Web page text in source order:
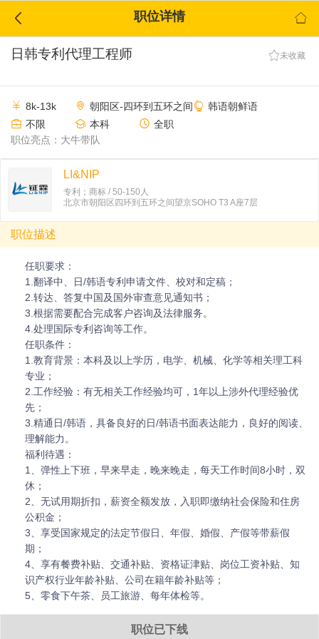
职位详情
 
日韩专利代理工程师 未收藏
 8k-13k  朝阳区-四环到五环之间 韩语朝鲜语
 不限  本科  全职
职位亮点：大牛带队
LI&NIP
专利；商标 / 50-150人
北京市朝阳区四环到五环之间望京SOHO T3 A座7层
职位描述
任职要求：
1.翻译中、日/韩语专利申请文件、校对和定稿；
2.转达、答复中国及国外审查意见通知书；
3.根据需要配合完成客户咨询及法律服务。
4.处理国际专利咨询等工作。
任职条件：
1.教育背景：本科及以上学历，电学、机械、化学等相关理工科
专业；
2.工作经验：有无相关工作经验均可，1年以上涉外代理经验优
先；
3.精通日/韩语，具备良好的日/韩语书面表达能力，良好的阅读、
理解能力。
福利待遇：
1、弹性上下班，早来早走，晚来晚走，每天工作时间8小时，双
休；
2、无试用期折扣，薪资全额发放，入职即缴纳社会保险和住房
公积金；
3、享受国家规定的法定节假日、年假、婚假、产假等带薪假
期；
4、享有餐费补贴、交通补贴、资格证津贴、岗位工资补贴、知
识产权行业年龄补贴、公司在籍年龄补贴等；
5、零食下午茶、员工旅游、每年体检等。
职位已下线